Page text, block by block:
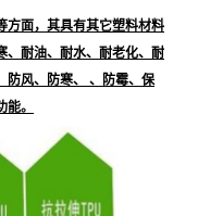
方面，其具有其它塑料材料
、耐油、耐水、耐老化、耐
防风、防寒、 、防霉、保
。